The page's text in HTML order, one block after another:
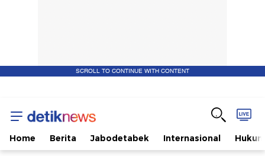
SCROLL TO CONTINUE WITH CONTENT
Home Berita Jabodetabek Internasional Hukum